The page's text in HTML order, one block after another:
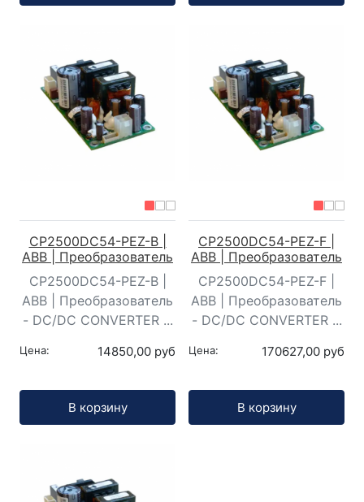
CP2500DC54-PEZ-B |
ABB | Преобразователь
CP2500DC54-PEZ-B |
ABB | Преобразователь
- DC/DC CONVERTER ...
Цена: 14850,00 руб
В корзину
CP2500DC54-PEZ-F |
ABB | Преобразователь
CP2500DC54-PEZ-F |
ABB | Преобразователь
- DC/DC CONVERTER ...
Цена: 170627,00 руб
В корзину